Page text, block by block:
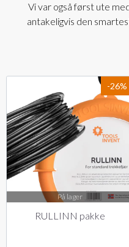
Vi var også først ute
antakeligvis den
-26%
På lager
RULLINN pakke